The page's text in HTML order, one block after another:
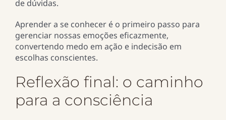
de dúvidas.
Aprender a se conhecer é o primeiro passo para
gerenciar nossas emoções eficazmente,
convertendo medo em ação e indecisão em
escolhas conscientes.
Reflexão final: o caminho
para a consciência